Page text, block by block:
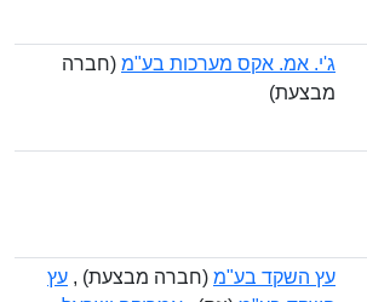
ג'י. אמ. אקס מערכות בע"מ(חברה
מבצעת)
עץ השקד בע"מ(חברה מבצעת) ,עץ